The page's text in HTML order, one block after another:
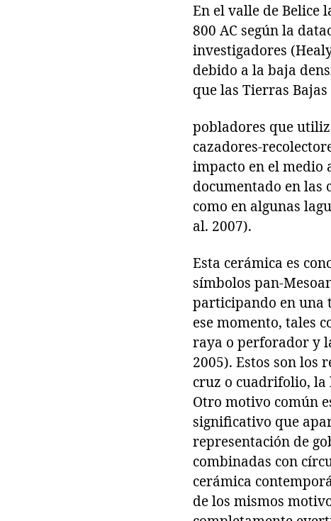
En el valle de Belice
800 AC según la
investigadores
debido a la baja
que las Tierras
pobladores que
cazadores-
impacto en el medio
documentado en las
como en algunas
al. 2007).
Esta cerámica es
símbolos pan-
participando en una
ese momento, tales
raya o perforador y
2005). Estos son los
cruz o cuadrifolio, la
Otro motivo común
significativo que
representación de
combinadas con
cerámica
de los mismos